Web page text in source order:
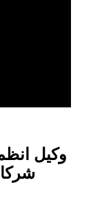
​وكيل